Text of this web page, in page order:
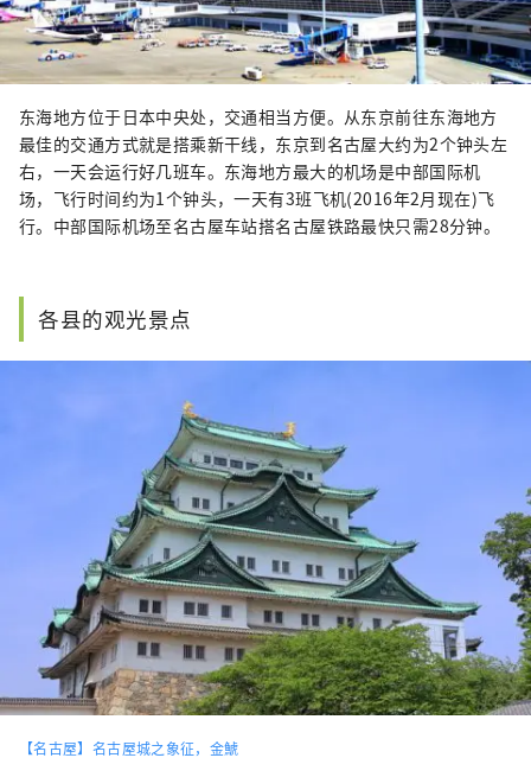
东海地方位于日本中央处，交通相当方便。从东京前往东海地方
最佳的交通方式就是搭乘新干线，东京到名古屋大约为2个钟头左
右，一天会运行好几班车。东海地方最大的机场是中部国际机
场，飞行时间约为1个钟头，一天有3班飞机(2016年2月现在)飞
行。中部国际机场至名古屋车站搭名古屋铁路最快只需28分钟。
各县的观光景点
【名古屋】名古屋城之象征，金鯱